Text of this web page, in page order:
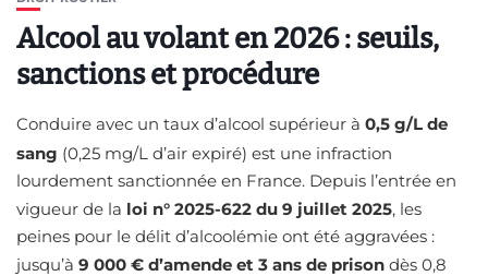
Alcool au volant en 2026 : seuils,
sanctions et procédure
Conduire avec un taux d’alcool supérieur à 0,5 g/L de
sang (0,25 mg/L d’air expiré) est une infraction
lourdement sanctionnée en France. Depuis l’entrée en
vigueur de la loi n° 2025-622 du 9 juillet 2025, les
peines pour le délit d’alcoolémie ont été aggravées :
jusqu’à 9 000 € d’amende et 3 ans de prison dès 0,8